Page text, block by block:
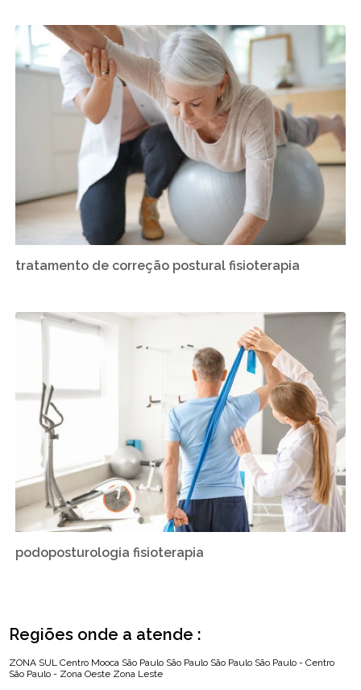
tratamento de correção postural fisioterapia
podoposturologia fisioterapia
Regiões onde a atende :
ZONA SUL Centro Mooca São Paulo São Paulo São Paulo São Paulo - Centro
São Paulo - Zona Oeste Zona Leste